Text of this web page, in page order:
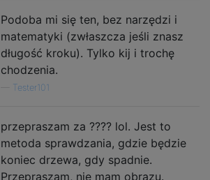
Podoba mi się ten, bez narzędzi i
matematyki (zwłaszcza jeśli znasz
długość kroku). Tylko kij i trochę
chodzenia.
Tester101
przepraszam za ???? lol. Jest to
metoda sprawdzania, gdzie będzie
koniec drzewa, gdy spadnie.
Przepraszam, nie mam obrazu.